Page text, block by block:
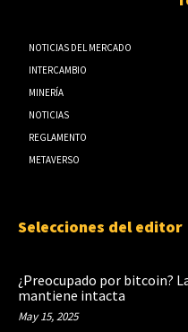
NOTICIAS DEL MERCADO
INTERCAMBIO
MINERÍA
NOTICIAS
REGLAMENTO
METAVERSO
Selecciones del editor
¿Preocupado por bitcoin?
mantiene intacta
May 15, 2025